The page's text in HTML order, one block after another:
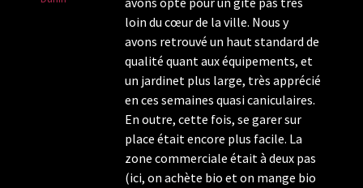
loin du cœur de la ville. Nous y
avons retrouvé un haut standard de
qualité quant aux équipements, et
un jardinet plus large, très apprécié
en ces semaines quasi caniculaires.
En outre, cette fois, se garer sur
place était encore plus facile. La
zone commerciale était à deux pas
(ici, on achète bio et on mange bio